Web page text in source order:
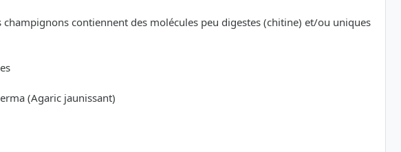
contiennent des molécules peu digestes (chitine) et/ou uniques
(Agaric jaunissant)